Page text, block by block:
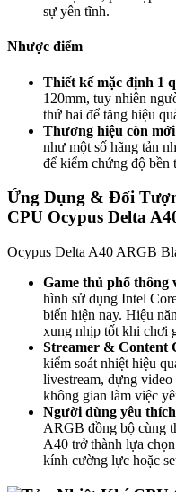
sự yên tĩnh.
Nhược điểm
Thiết kế mặc định 1
120mm, tuy nhiên
thứ hai để tăng hiệu
Thương hiệu còn
như một số hãng tản
để kiểm chứng độ bền
Ứng Dụng & Đối
CPU Ocypus Delta
Ocypus Delta A40 ARGB
Game thủ phổ thông
hình sử dụng Intel
biến hiện nay. Hiệu
xung nhịp tốt khi chơi
Streamer & Content
kiểm soát nhiệt hiệu
livestream, dựng video
không gian làm việc
Người dùng yêu
ARGB đồng bộ cùng
A40 trở thành lựa
kính cường lực hoặc